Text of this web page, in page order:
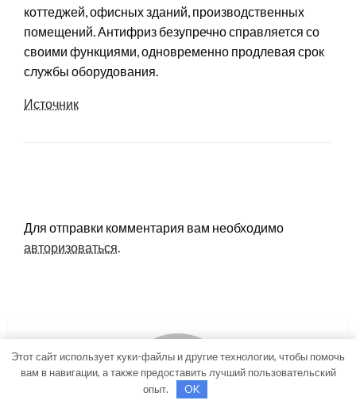
коттеджей, офисных зданий, производственных
помещений. Антифриз безупречно справляется со
своими функциями, одновременно продлевая срок
службы оборудования.
Источник
Для отправки комментария вам необходимо
авторизоваться.
Этот сайт использует куки-файлы и другие технологии, чтобы помочь
вам в навигации, а также предоставить лучший пользовательский
опыт.
OK